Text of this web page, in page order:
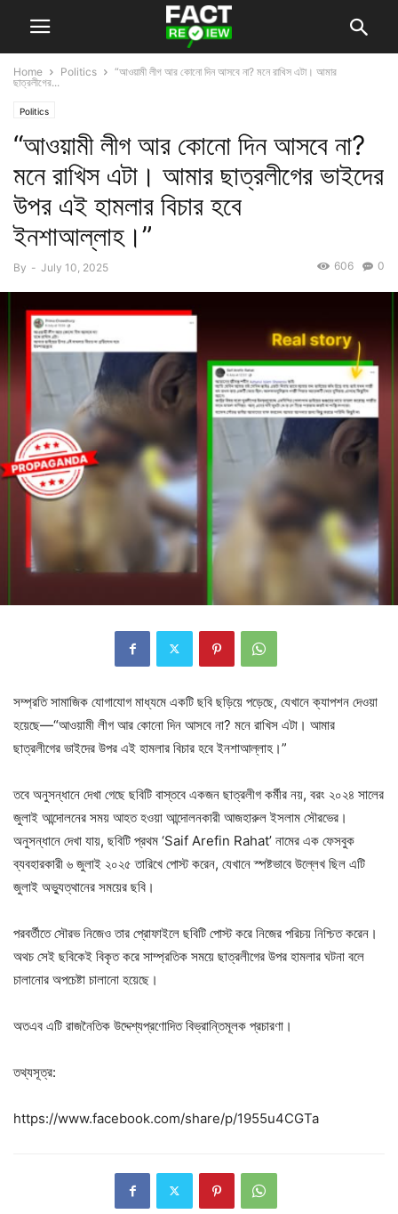
Home Politics
“আওয়ামী লীগ আর কোনো দিন আসবে না? মনে রাখিস এটা। আমার
ছাত্রলীগের...
Politics
“আওয়ামী লীগ আর কোনো দিন আসবে না?
মনে রাখিস এটা। আমার ছাত্রলীগের ভাইদের
উপর এই হামলার বিচার হবে
ইনশাআল্লাহ।”
By - July 10, 2025 0
606
সম্প্রতি সামাজিক যোগাযোগ মাধ্যমে একটি ছবি ছড়িয়ে পড়েছে, যেখানে ক্যাপশন দেওয়া
হয়েছে—“আওয়ামী লীগ আর কোনো দিন আসবে না? মনে রাখিস এটা। আমার
ছাত্রলীগের ভাইদের উপর এই হামলার বিচার হবে ইনশাআল্লাহ।”
তবে অনুসন্ধানে দেখা গেছে ছবিটি বাস্তবে একজন ছাত্রলীগ কর্মীর নয়, বরং ২০২৪ সালের
জুলাই আন্দোলনের সময় আহত হওয়া আন্দোলনকারী আজহারুল ইসলাম সৌরভের।
অনুসন্ধানে দেখা যায়, ছবিটি প্রথম ‘Saif Arefin Rahat’ নামের এক ফেসবুক
ব্যবহারকারী ৬ জুলাই ২০২৫ তারিখে পোস্ট করেন, যেখানে স্পষ্টভাবে উল্লেখ ছিল এটি
জুলাই অভ্যুত্থানের সময়ের ছবি।
পরবর্তীতে সৌরভ নিজেও তার প্রোফাইলে ছবিটি পোস্ট করে নিজের পরিচয় নিশ্চিত করেন।
অথচ সেই ছবিকেই বিকৃত করে সাম্প্রতিক সময়ে ছাত্রলীগের উপর হামলার ঘটনা বলে
চালানোর অপচেষ্টা চালানো হয়েছে।
অতএব এটি রাজনৈতিক উদ্দেশ্যপ্রণোদিত বিভ্রান্তিমূলক প্রচারণা।
তথ্যসূত্র:
https://www.facebook.com/share/p/1955u4CGTa